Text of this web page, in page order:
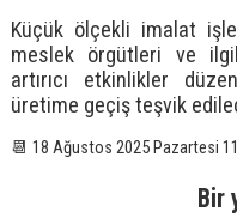
Küçük ölçekli imalat
meslek örgütleri ve
artırıcı etkinlikler
üretime geçiş teşvik
📆 18 Ağustos 2025 Pazartesi
Bir